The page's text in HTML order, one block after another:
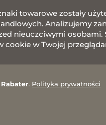
towarowe zostały
Analizujemy
nieuczciwymi
w Twojej
Rabater. Polityka prywatności